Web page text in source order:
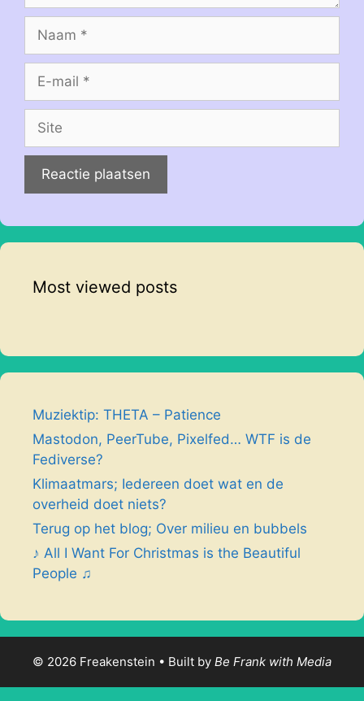
mail
Most viewed posts
Muziektip: THETA – Patience
Mastodon, PeerTube, Pixelfed… WTF is de
Fediverse?
Klimaatmars; Iedereen doet wat en de
overheid doet niets?
Terug op het blog; Over milieu en bubbels
♪ All I Want For Christmas is the Beautiful
People ♫
© 2026 Freakenstein • Built by Be Frank with Media